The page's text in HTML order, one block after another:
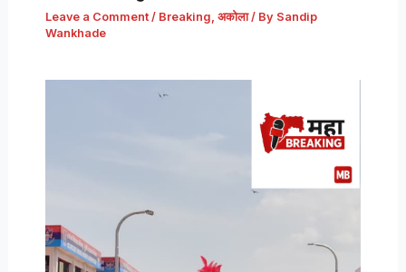
Leave a Comment / Breaking, अकोला/ By Sandip
Wankhade